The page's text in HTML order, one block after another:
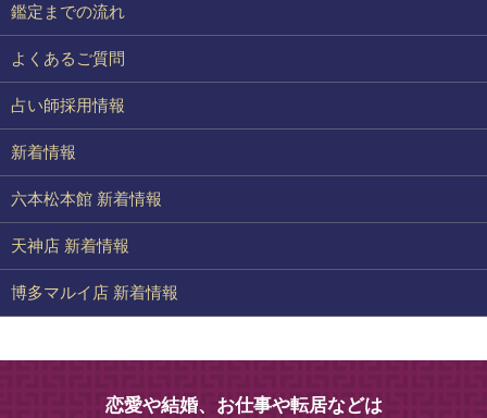
鑑定までの流れ
よくあるご質問
占い師採用情報
新着情報
六本松本館 新着情報
天神店 新着情報
博多マルイ店 新着情報
恋愛や結婚、お仕事や転居などは